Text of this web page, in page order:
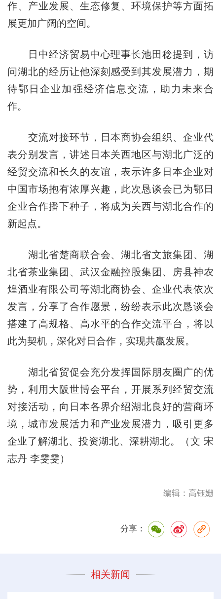
作、产业发展、生态修复、环境保护等方面拓
展更加广阔的空间。
日中经济贸易中心理事长池田稔提到，访
问湖北的经历让他深刻感受到其发展潜力，期
待鄂日企业加强经济信息交流，助力未来合
作。
交流对接环节，日本商协会组织、企业代
表分别发言，讲述日本关西地区与湖北广泛的
经贸交流和长久的友谊，表示许多日本企业对
中国市场抱有浓厚兴趣，此次恳谈会已为鄂日
企业合作播下种子，将成为关西与湖北合作的
新起点。
湖北省楚商联合会、湖北省文旅集团、湖
北省茶业集团、武汉金融控股集团、房县神农
煌酒业有限公司等湖北商协会、企业代表依次
发言，分享了合作愿景，纷纷表示此次恳谈会
搭建了高规格、高水平的合作交流平台，将以
此为契机，深化对日合作，实现共赢发展。
湖北省贸促会充分发挥国际朋友圈广的优
势，利用大阪世博会平台，开展系列经贸交流
对接活动，向日本各界介绍湖北良好的营商环
境，城市发展活力和产业发展潜力，吸引更多
企业了解湖北、投资湖北、深耕湖北。（文 宋
志丹 李雯雯）
编辑：高钰姗
分享：
相关新闻